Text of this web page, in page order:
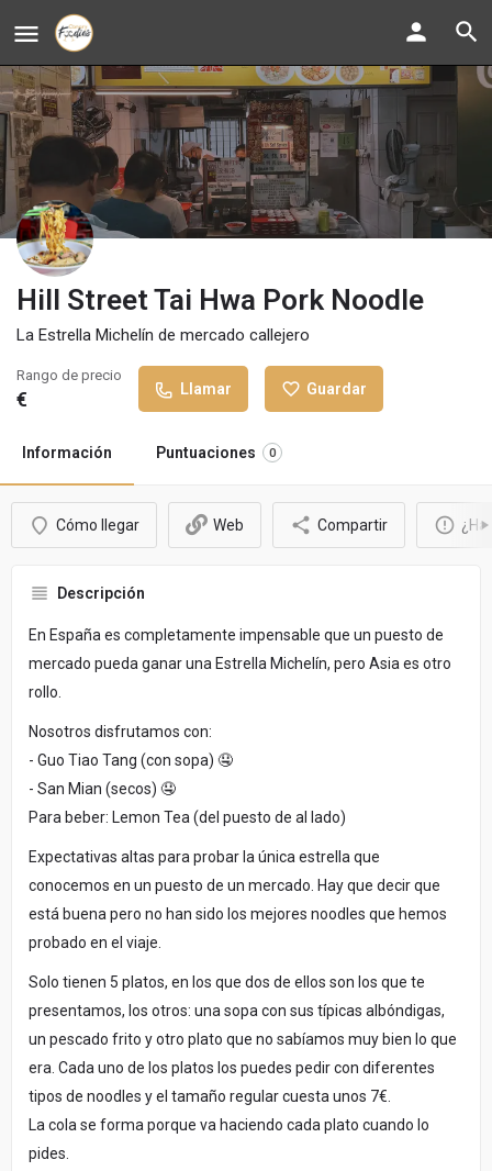
Hill Street Tai Hwa Pork Noodle
La Estrella Michelín de mercado callejero
Rango de precio
€ Llamar Guardar
Información Puntuaciones 0
Cómo llegar Web Compartir
Descripción
En España es completamente impensable que un puesto de
mercado pueda ganar una Estrella Michelín, pero Asia es otro
rollo.
Nosotros disfrutamos con:
- Guo Tiao Tang (con sopa) 🤤
- San Mian (secos) 🤤
Para beber: Lemon Tea (del puesto de al lado)
Expectativas altas para probar la única estrella que
conocemos en un puesto de un mercado. Hay que decir que
está buena pero no han sido los mejores noodles que hemos
probado en el viaje.
Solo tienen 5 platos, en los que dos de ellos son los que te
presentamos, los otros: una sopa con sus típicas albóndigas,
un pescado frito y otro plato que no sabíamos muy bien lo que
era. Cada uno de los platos los puedes pedir con diferentes
tipos de noodles y el tamaño regular cuesta unos 7€.
La cola se forma porque va haciendo cada plato cuando lo
pides.